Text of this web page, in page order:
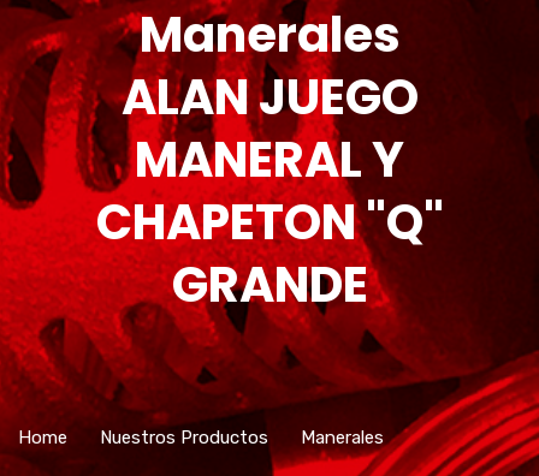
Manerales
ALAN JUEGO
MANERAL Y
CHAPETON "Q"
GRANDE
Home Nuestros Productos Manerales